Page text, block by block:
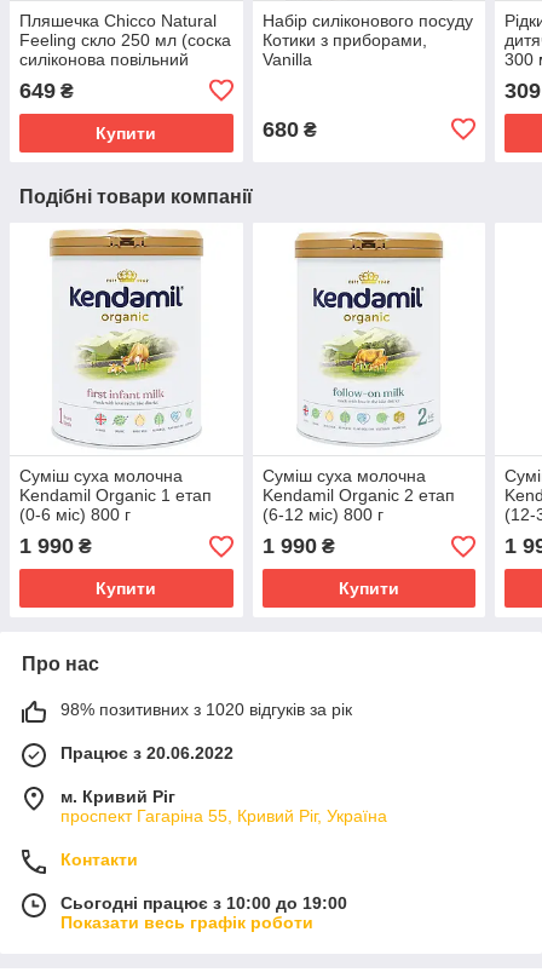
Пляшечка Chicco Natural
Feeling скло 250 мл (соска
силіконова повільний
649 ₴
Купити
Набір силіконового посуду
Котики з приборами,
Vanilla
680₴
300
309
Подібні товари компанії
Суміш суха молочна
Kendamil Organic 1 етап
(0-6 міс) 800 г
1 990 ₴
Купити
Суміш суха молочна
Kendamil Organic 2 етап
(6-12 міс) 800 г
1 990₴
Купити
(12-
1
Про нас
98% позитивних з 1020 відгуків за рік
Працює з 20.06.2022
м. Кривий Ріг
проспект Гагаріна 55, Кривий Ріг, Україна
Контакти
Сьогодні працює з 10:00 до 19:00
Показати весь графік роботи